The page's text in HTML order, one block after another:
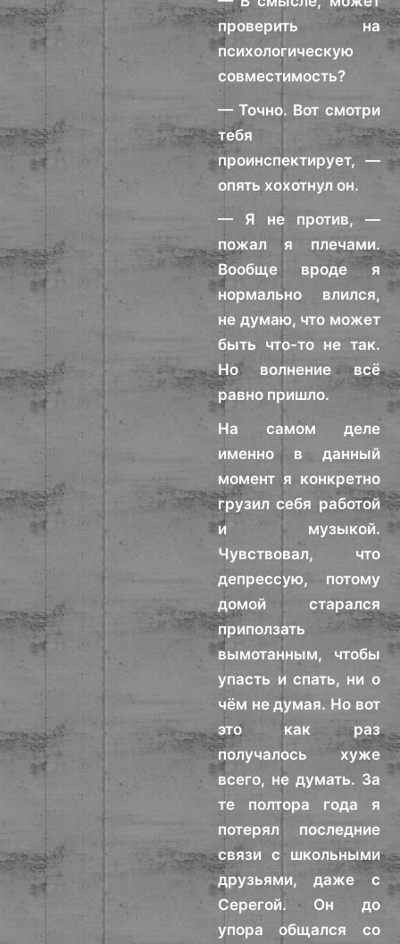
проверить на
психологическую
совместимость?
— Точно. Вот смотри
тебя
проинспектирует, —
опять хохотнул он.
— Я не против, —
пожал я плечами.
Вообще вроде я
нормально влился,
не думаю, что может
быть что-то не так.
Но волнение всё
равно пришло.
На самом деле
именно в данный
момент я конкретно
грузил себя работой
и музыкой.
Чувствовал, что
депрессую, потому
домой старался
приползать
вымотанным, чтобы
упасть и спать, ни о
чём не думая. Но вот
это как раз
получалось хуже
всего, не думать. За
те полтора года я
потерял последние
связи с школьными
друзьями, даже с
Серегой. Он до
упора общался со